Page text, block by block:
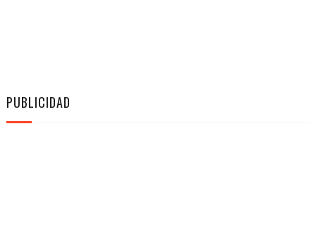
PUBLICIDAD